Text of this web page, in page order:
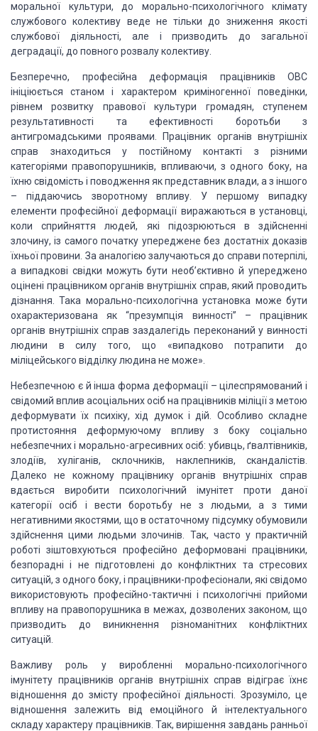
моральної культури, до морально-психологічного клімату
службового колективу веде не тільки до зниження якості
службової діяльності, але і призводить до загальної
деградації, до повного розвалу колективу.
Безперечно, професійна деформація працівників ОВС
ініціюється станом і характером криміногенної поведінки,
рівнем розвитку правової культури громадян, ступенем
результативності та ефективності боротьби з
антигромадськими проявами. Працівник органів внутрішніх
справ знаходиться у постійному контакті з різними
категоріями правопорушників, впливаючи, з одного боку, на
їхню свідомість і поводження як представник влади, а з іншого
– піддаючись зворотному впливу. У першому випадку
елементи професійної деформації виражаються в установці,
коли сприйняття людей, які підозрюються в здійсненні
злочину, із самого початку упереджене без достатніх доказів
їхньої провини. За аналогією залучаються до справи потерпілі,
а випадкові свідки можуть бути необ’єктивно й упереджено
оцінені працівником органів внутрішніх справ, який проводить
дізнання. Така морально-психологічна установка може бути
охарактеризована як “презумпція винності” – працівник
органів внутрішніхсправ заздалегідь переконаний у винності
людини в силу того, що «випадково потрапити до
міліцейського відділкулюдина не може».
Небезпечною є й інша форма деформації – цілеспрямований і
свідомий вплив асоціальних осіб на працівників міліції з метою
деформувати їх психіку, хід думок і дій. Особливо складне
протистояння деформуючому впливу з боку соціально
небезпечних і морально-агресивних осіб: убивць, ґвалтівників,
злодіїв, хуліганів, склочників, наклепників, скандалістів.
Далеко не кожному працівнику органів внутрішніх справ
вдається виробити психологічний імунітет проти даної
категорії осіб і вести боротьбу не з людьми, а з тими
негативними якостями, що в остаточному підсумку обумовили
здійснення цими людьми злочинів. Так, часто у практичній
роботі зіштовхуються професійно деформовані працівники,
безпорадні і не підготовлені до конфліктних та стресових
ситуацій, з одного боку, і працівники-професіонали, які свідомо
використовують професійно-тактичні і психологічні прийоми
впливу на правопорушника в межах, дозволених законом, що
призводить до виникнення різноманітних конфліктних
ситуацій.
Важливу роль у виробленні морально-психологічного
імунітету працівників органів внутрішніх справ відіграє їхнє
відношення до змісту професійної діяльності. Зрозуміло, це
відношення залежить від емоційного й інтелектуального
складухарактеру працівників. Так, вирішення завдань ранньої